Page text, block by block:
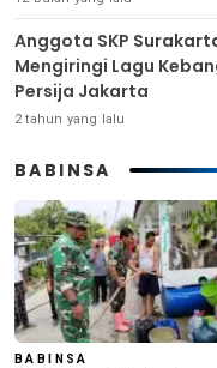
Anggota SKP
Mengiringi Lagu
Persija Jakarta
2 tahun yang lalu
BABINSA
BABINSA